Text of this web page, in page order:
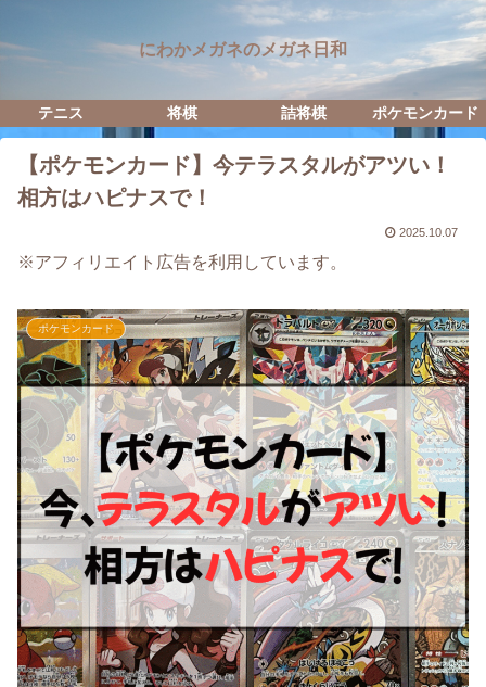
にわかメガネのメガネ日和
テニス 将棋 詰将棋 ポケモンカード
【ポケモンカード】今テラスタルがアツい！
相方はハピナスで！
2025.10.07
※アフィリエイト広告を利用しています。
ポケモンカード